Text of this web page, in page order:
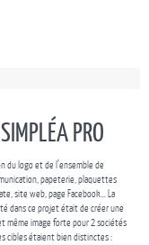
PRO
du logo et de l’ensemble de
papeterie, plaquettes
site web, page Facebook… La
dans ce projet était de créer une
même image forte pour 2 sociétés
cibles étaient bien distinctes :